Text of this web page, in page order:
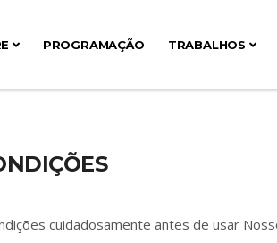
PROGRAMAÇÃO TRABALHOS
cuidadosamente antes de usar